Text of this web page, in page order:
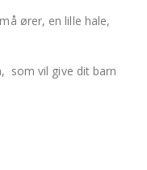
ører, en lille hale,
som vil give dit barn